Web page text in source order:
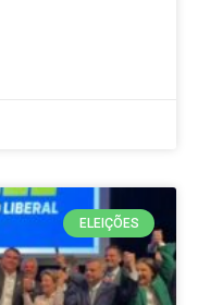
ELEIÇÕES